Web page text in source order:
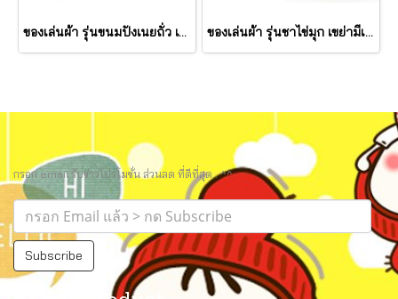
ของเล่นผ้า รุ่นขนมปังเนยถั่ว เขย่ามีเสียง PB&J Take Along Toy รุ่น 30742 ยี่ห้อ Melissa & Doug ของเล่นผ้า รุ่นชาไข่มุก เขย่ามีเสียง Bubble Tea Take Along Toy รุ่น 30744 ยี่ห้อ Melissa & Doug
กรอก email รับข่าวโปรโมชั่น ส่วนลด ที่ดีที่สุด.. ^^
Subscribe